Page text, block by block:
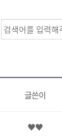
글쓴이
♥♥